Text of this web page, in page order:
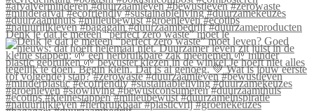
Denk je dat je meteen “perfect zero waste” moet le